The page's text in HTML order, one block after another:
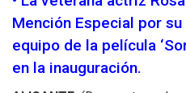
Mención Especial por
equipo de la película
en la inauguración.